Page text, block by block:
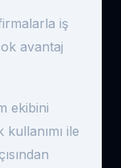
iş
avantaj
ekibini
ile